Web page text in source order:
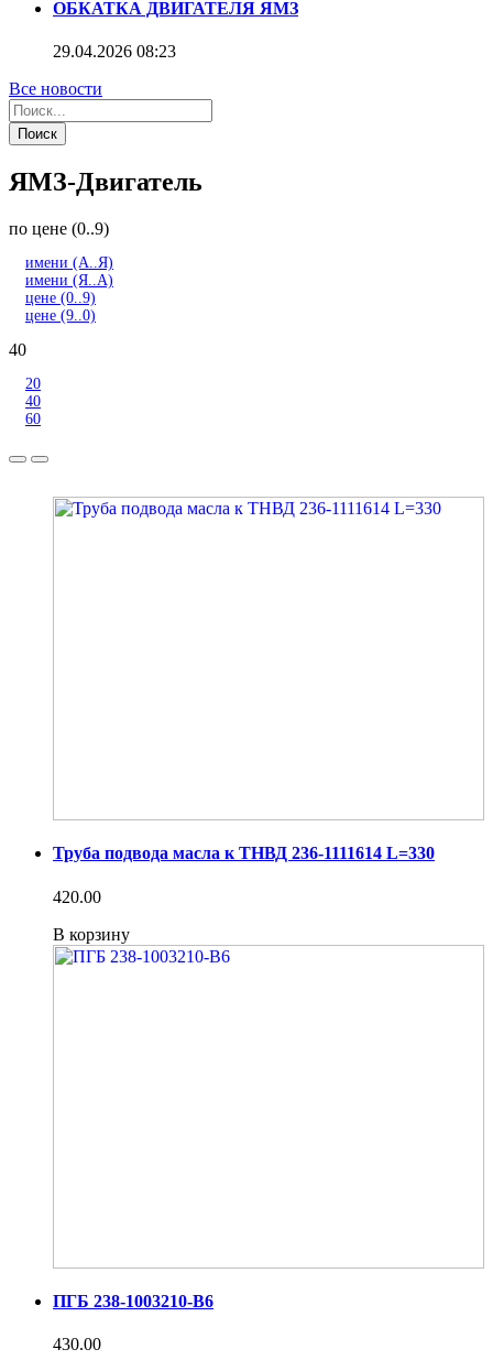
ОБКАТКА ДВИГАТЕЛЯ ЯМЗ
29.04.2026 08:23
Все новости
Поиск
ЯМЗ-Двигатель
по цене (0..9)
имени (А..Я)
имени (Я..А)
цене (0..9)
цене (9..0)
40
20
40
60
Труба подвода масла к ТНВД 236-1111614 L=330
420.00
В корзину
ПГБ 238-1003210-В6
430.00